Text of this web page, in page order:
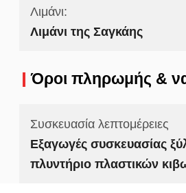
Λιμάνι:
Λιμάνι της Σαγκάης
Όροι πληρωμής &
Συσκευασία λεπτομέρειες
Εξαγωγές συσκευασίας
πλυντήριο πλαστικών